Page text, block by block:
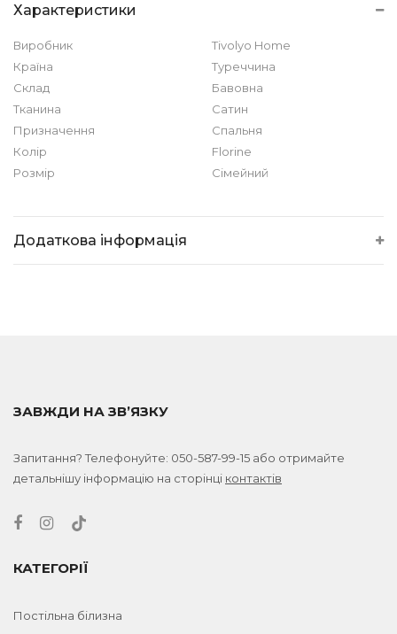
Характеристики
Виробник
Tivolyo Home
Країна
Туреччина
Склад
Бавовна
Тканина
Сатин
Призначення
Спальня
Колір
Florine
Розмір
Сімейний
Додаткова інформація
ЗАВЖДИ НА ЗВ’ЯЗКУ
Запитання? Телефонуйте: 050-587-99-15 або отримайте
детальнішу інформацію на сторінці контактів
КАТЕГОРІЇ
Постільна білизна